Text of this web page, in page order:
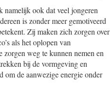
namelijk ook dat veel jongeren
is zonder meer gemotiveerd
Zij maken zich zorgen over
als het oplopen van
weg te kunnen nemen en
bij de vormgeving en
de aanwezige energie onder